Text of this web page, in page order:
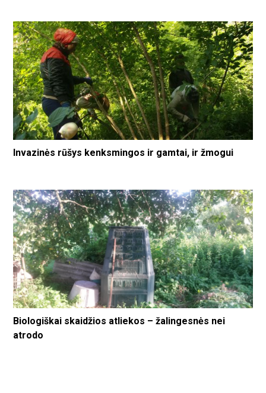
Invazinės rūšys kenksmingos ir gamtai, ir žmogui
Biologiškai skaidžios atliekos – žalingesnės nei
atrodo